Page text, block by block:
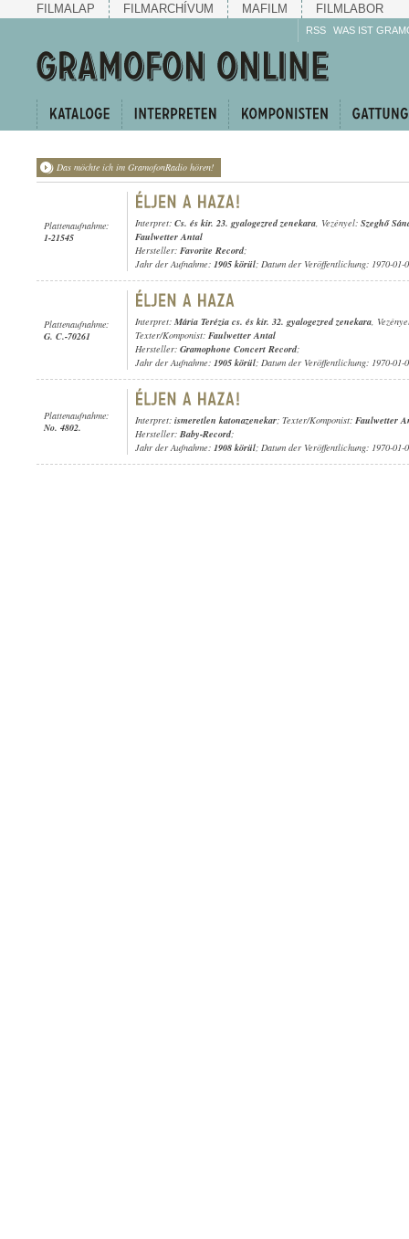
FILMALAP FILMARCHÍVUM MAFILM FILMLABOR
RSS WAS IST
Das möchte ich im GramofonRadio hören!
Plattenaufnahme:
1-21545
Interpret: Cs. és kir. 23. gyalogezred zenekara, Vezényel: Szeghő
Faulwetter Antal
Hersteller: Favorite Record;
Jahr der Aufnahme: 1905 körül; Datum der Veröffentlichung: 1970-01-
Plattenaufnahme:
G. C.-70261
Interpret: Mária Terézia cs. és kir. 32. gyalogezred zenekara,
Texter/Komponist: Faulwetter Antal
Hersteller: Gramophone Concert Record;
Jahr der Aufnahme: 1905 körül; Datum der Veröffentlichung: 1970-01-
Plattenaufnahme:
No. 4802.
Interpret: ismeretlen katonazenekar; Texter/Komponist: Faulwetter
Hersteller: Baby-Record;
Jahr der Aufnahme: 1908 körül; Datum der Veröffentlichung: 1970-01-